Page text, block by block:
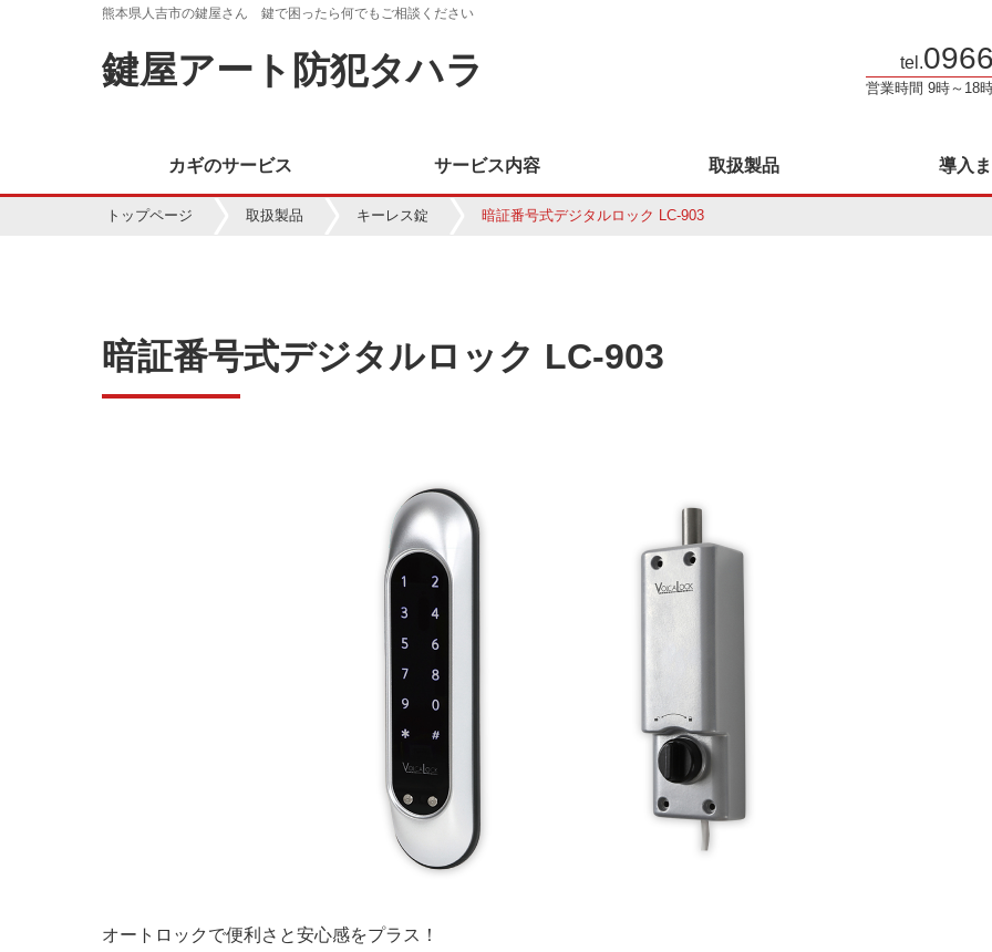
熊本県人吉市の鍵屋さん 鍵で困ったら何でもご相談ください
鍵屋アート防犯タハラ tel.
営業時間 9時～18
カギのサービス サービス内容 取扱製品 導入
トップページ 取扱製品 キーレス錠 暗証番号式デジタルロック LC-903
暗証番号式デジタルロック LC-903
オートロックで便利さと安心感をプラス！